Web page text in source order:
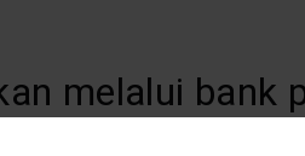
melalui bank